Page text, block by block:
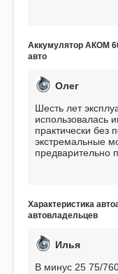
пожалел.
Аккумулятор АКОМ
авто
Олег
Шесть лет
использовалась
практически без
экстремальные
предварительно
использования
EFB 75. Судя по
превосходит
Характеристика
автовладельцев
Илья
В минус 25 75/